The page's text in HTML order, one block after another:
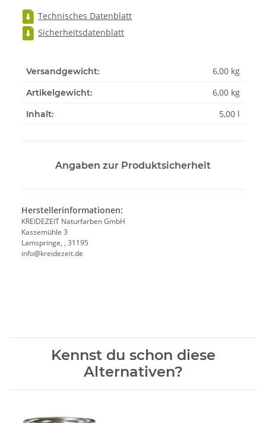
Technisches Datenblatt
Sicherheitsdatenblatt
Versandgewicht: 6,00 kg
Artikelgewicht: 6,00 kg
Inhalt: 5,00 l
Angaben zur Produktsicherheit
Herstellerinformationen:
KREIDEZEIT Naturfarben GmbH
Kassemühle 3
Lamspringe, , 31195
info@kreidezeit.de
Kennst du schon diese
Alternativen?